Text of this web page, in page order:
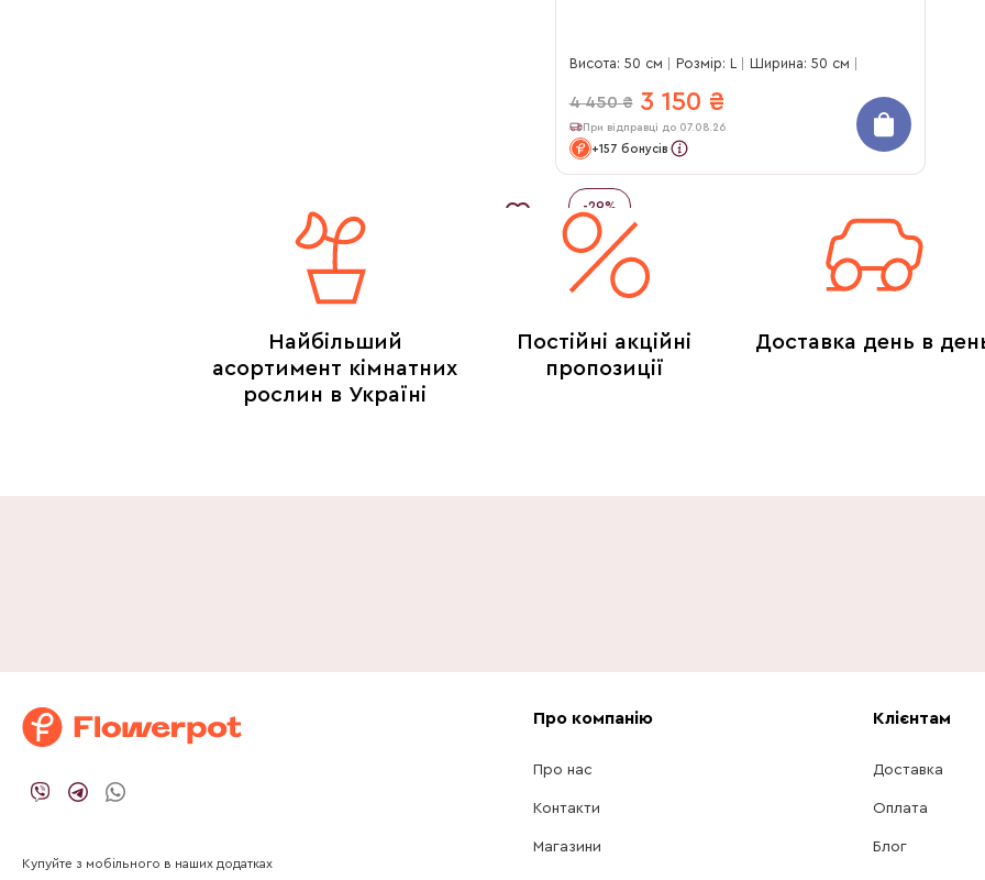
Висота: 50 см Розмір: L Ширина: 50 см
4 450 ₴ 3 150 ₴
При відправці до 07.08.26
+157 бонусів
-29%
Найбільший
асортимент кімнатних
рослин в Україні
Постійні акційні
пропозиції
Доставка день в
Купуйте з мобільного в наших додатках
Про компанію
Про нас
Контакти
Магазини
Клієнтам
Доставка
Оплата
Блог